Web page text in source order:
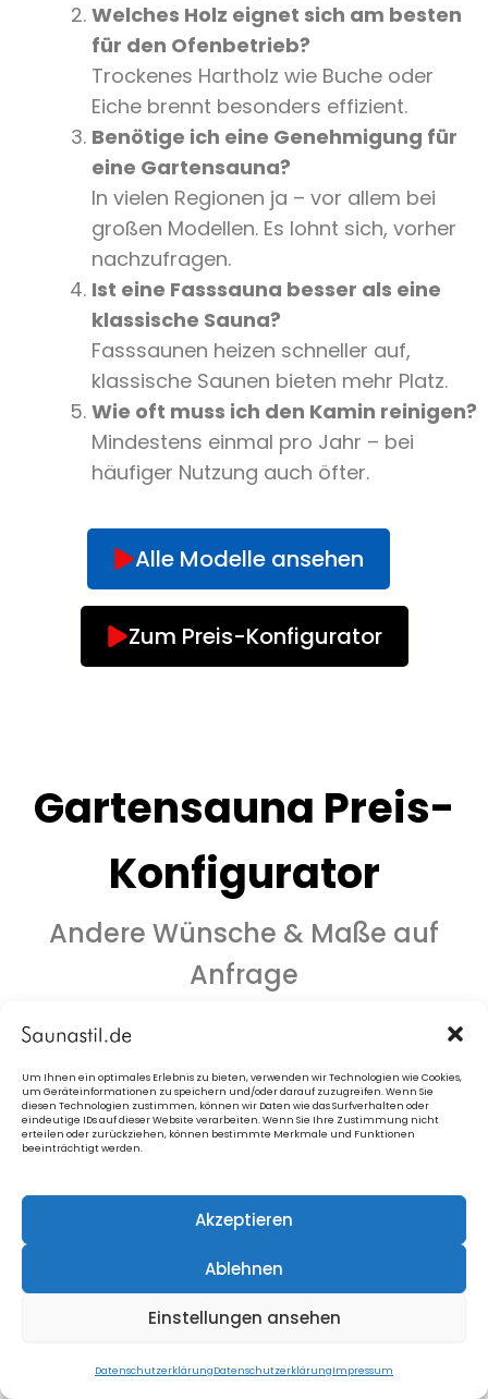
Um Ihnen ein optimales Erlebnis zu bieten, verwenden wir Technologien wie Cookies,
um Geräteinformationen zu speichern und/oder darauf zuzugreifen. Wenn Sie
diesen Technologien zustimmen, können wir Daten wie das Surfverhalten oder
eindeutige IDs auf dieser Website verarbeiten. Wenn Sie Ihre Zustimmung nicht
erteilen oder zurückziehen, können bestimmte Merkmale und Funktionen
beeinträchtigt werden.
Akzeptieren
Ablehnen
Einstellungen ansehen
DatenschutzerklärungDatenschutzerklärungImpressum
Welches Holz eignet sich am besten
für den Ofenbetrieb?
Trockenes Hartholz wie Buche oder
Eiche brennt besonders effizient.
Benötige ich eine Genehmigung für
eine Gartensauna?
In vielen Regionen ja – vor allem bei
großen Modellen. Es lohnt sich, vorher
nachzufragen.
Ist eine Fasssauna besser als eine
klassische Sauna?
Fasssaunen heizen schneller auf,
klassische Saunen bieten mehr Platz.
Wie oft muss ich den Kamin reinigen?
Mindestens einmal pro Jahr – bei
häufiger Nutzung auch öfter.
Alle Modelle ansehen
Zum Preis-Konfigurator
Gartensauna Preis-
Konfigurator
Andere Wünsche & Maße auf
Anfrage